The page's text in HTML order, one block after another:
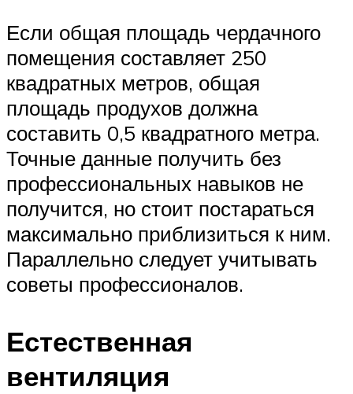
Если общая площадь чердачного
помещения составляет 250
квадратных метров, общая
площадь продухов должна
составить 0,5 квадратного метра.
Точные данные получить без
профессиональных навыков не
получится, но стоит постараться
максимально приблизиться к ним.
Параллельно следует учитывать
советы профессионалов.
Естественная
вентиляция